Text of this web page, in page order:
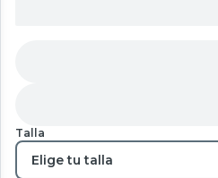
Talla